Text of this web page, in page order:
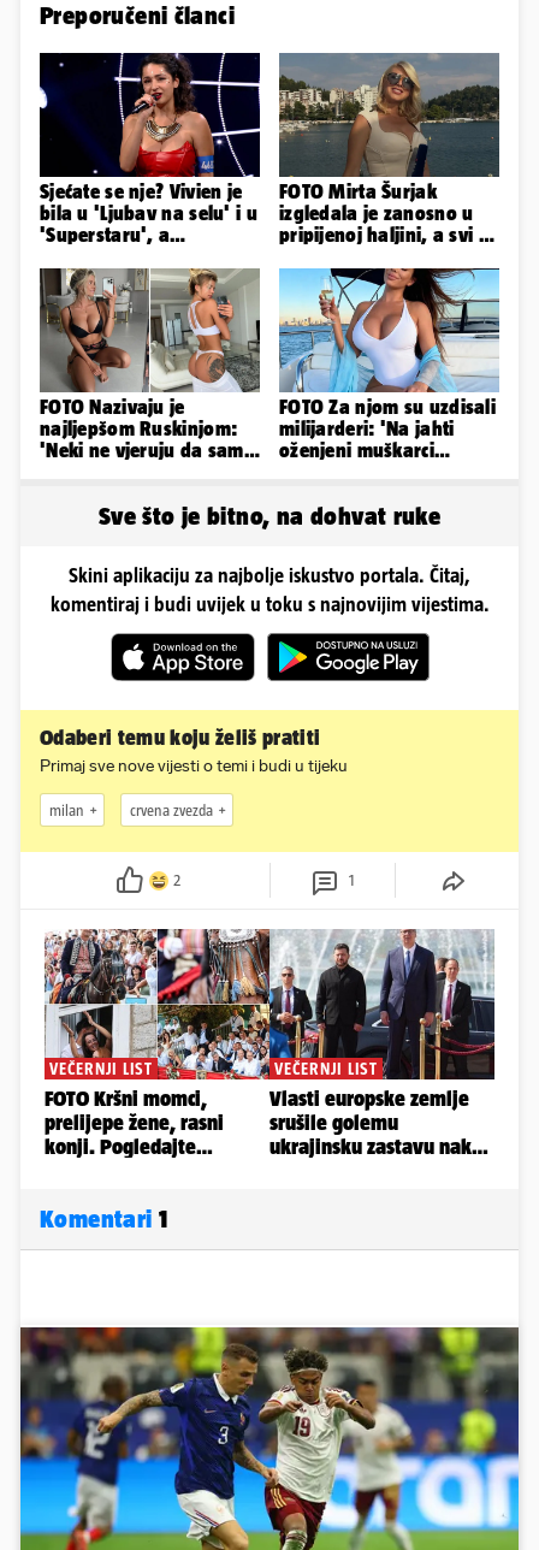
Preporučeni članci
Sjećate se nje? Vivien je
bila u 'Ljubav na selu' i u
'Superstaru', a
izgleda
FOTO Mirta Šurjak
izgledala je zanosno u
pripijenoj haljini, a svi su
FOTO Nazivaju je
najljepšom Ruskinjom:
'Neki ne vjeruju da sam
FOTO Za njom su uzdisali
milijarderi: 'Na jahti
oženjeni muškarci
Sve što je bitno, na dohvat ruke
Skini aplikaciju za najbolje iskustvo portala. Čitaj,
komentiraj i budi uvijek u toku s najnovijim vijestima.
Odaberi temu koju želiš pratiti
Primaj sve nove vijesti o temi i budi u tijeku
milan crvena zvezda
2 1
Komentari 1